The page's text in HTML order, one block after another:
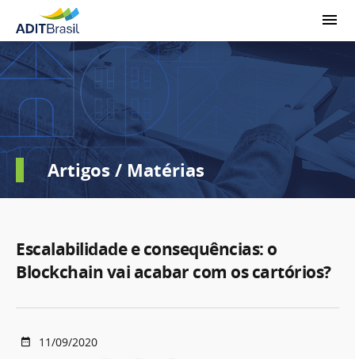
Artigos / Matérias
Escalabilidade e consequências: o
Blockchain vai acabar com os cartórios?
11/09/2020